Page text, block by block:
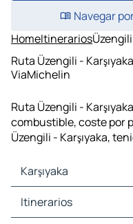
Navegar
HomeItinerarios
Ruta Üzengili -
ViaMichelin
Ruta Üzengili -
combustible, coste por
Üzengili - Karşıyaka,
Karşıyaka
Karşıyaka Mapas Planos
Karşıyaka Trafico
Itinerarios